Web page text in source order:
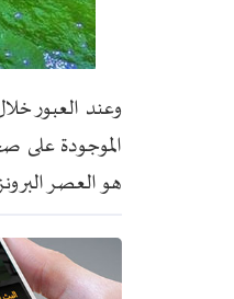
وعند العبور
الموجودة على
هو العصر